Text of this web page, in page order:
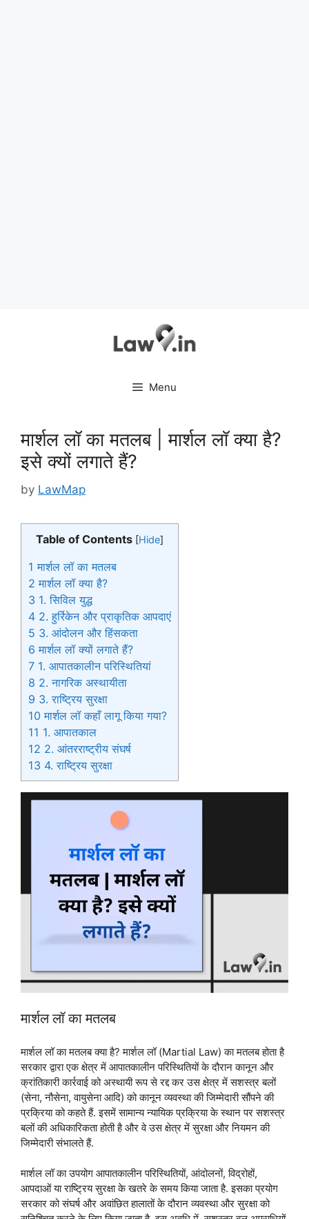
Menu
मार्शल लॉ का मतलब | मार्शल लॉ क्या है?
इसे क्यों लगाते हैं?
by LawMap
Table of Contents [Hide]
1 मार्शल लॉ का मतलब
2 मार्शल लॉ क्या है?
3 1. सिविल युद्ध
4 2. हुर्रिकेन और प्राकृतिक आपदाएं
5 3. आंदोलन और हिंसकता
6 मार्शल लॉ क्यों लगाते हैं?
7 1. आपातकालीन परिस्थितियां
8 2. नागरिक अस्थायीता
9 3. राष्ट्रिय सुरक्षा
10 मार्शल लॉ कहाँ लागू किया गया?
11 1. आपातकाल
12 2. आंतरराष्ट्रीय संघर्ष
13 4. राष्ट्रिय सुरक्षा
मार्शल लॉ का मतलब
मार्शल लॉ का मतलब क्या है? मार्शल लॉ (Martial Law) का मतलब होता है
सरकार द्वारा एक क्षेत्र में आपातकालीन परिस्थितियों के दौरान कानून और
क्रांतिकारी कार्रवाई को अस्थायी रूप से रद्द कर उस क्षेत्र में सशस्त्र बलों
(सेना, नौसेना, वायुसेना आदि) को कानून व्यवस्था की जिम्मेदारी सौंपने की
प्रक्रिया को कहते हैं. इसमें सामान्य न्यायिक प्रक्रिया के स्थान पर सशस्त्र
बलों की अधिकारिकता होती है और वे उस क्षेत्र में सुरक्षा और नियमन की
जिम्मेदारी संभालते हैं.
मार्शल लॉ का उपयोग आपातकालीन परिस्थितियों, आंदोलनों, विद्रोहों,
आपदाओं या राष्ट्रिय सुरक्षा के खतरे के समय किया जाता है. इसका प्रयोग
सरकार को संघर्ष और अवांछित हालातों के दौरान व्यवस्था और सुरक्षा को